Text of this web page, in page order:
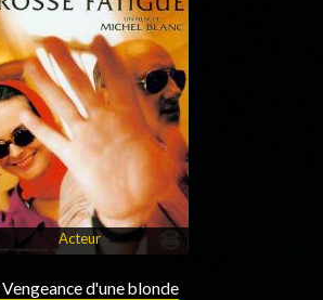
Acteur
Vengeance d'une blonde